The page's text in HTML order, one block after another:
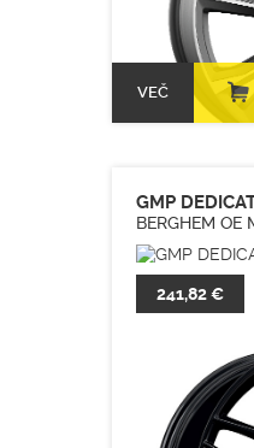
VEČ
GMP
BERGHEM OE
241,82 €